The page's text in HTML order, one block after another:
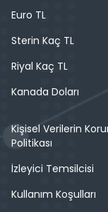
Euro TL
Sterin Kaç TL
Riyal Kaç TL
Kanada Doları
Kişisel Verilerin
Politikası
İzleyici Temsilcisi
Kullanım Koşulları